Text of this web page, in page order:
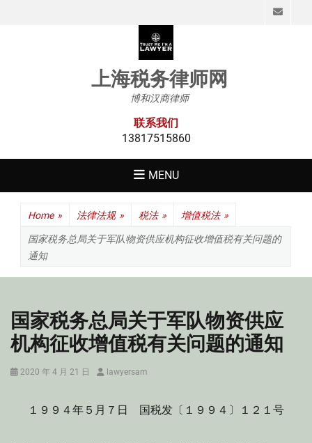
上海税务律师网
博和汉商律师
联系我们
13817515860
MENU
Home » 法律法规 » 税法 » 增值税法 »
国家税务总局关于军队物资供应机构征收增值税有关问题的
通知
国家税务总局关于军队物资供应
机构征收增值税有关问题的通知
Posted
2020 年 4 月 21 日 Authorlawyersam
１９９４年５月７日 国税发〔１９９４〕１２１号